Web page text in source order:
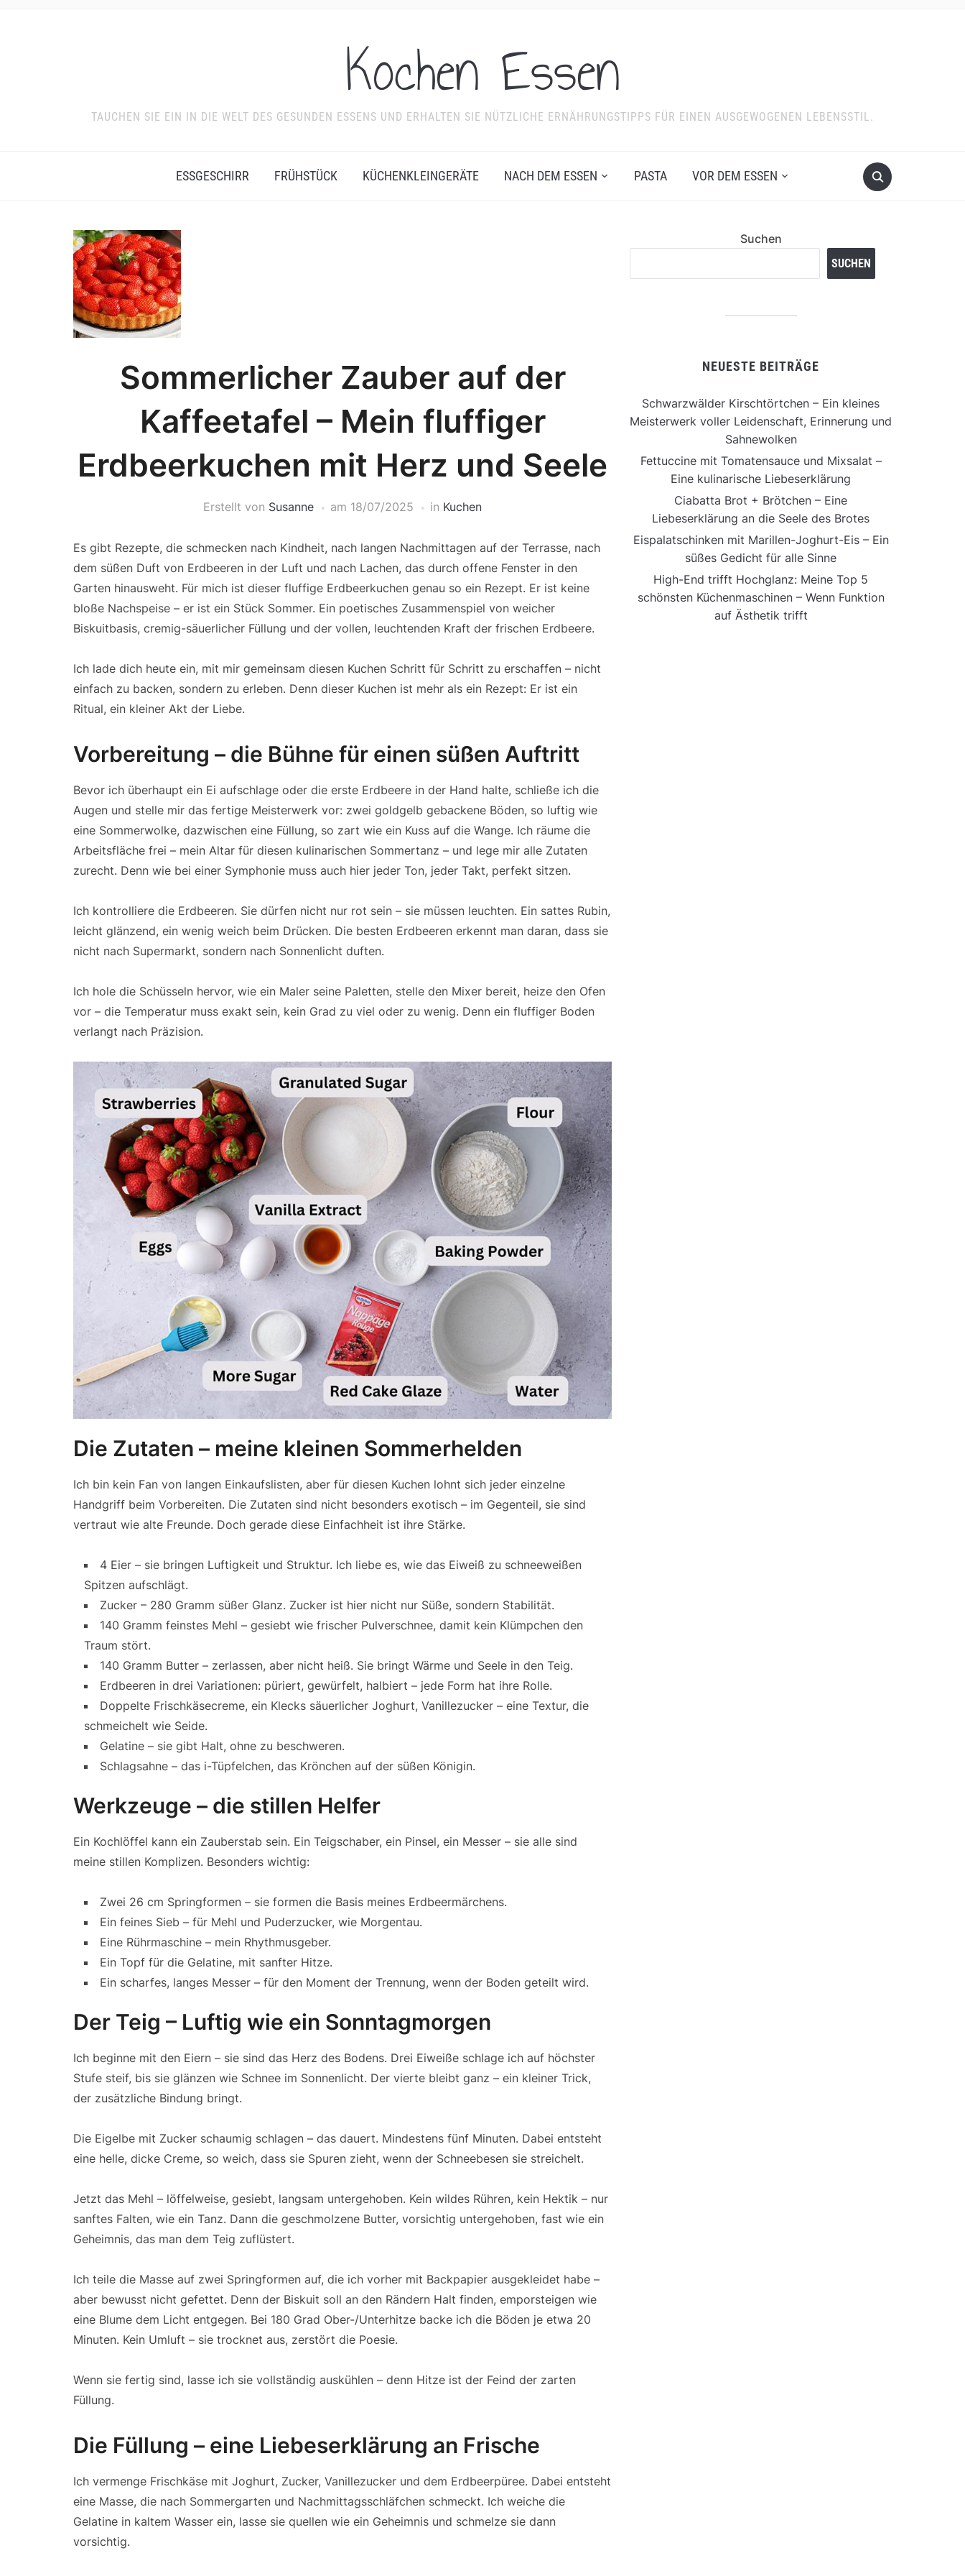
Kochen Essen
TAUCHEN SIE EIN IN DIE WELT DES GESUNDEN ESSENS UND ERHALTEN SIE NÜTZLICHE ERNÄHRUNGSTIPPS FÜR EINEN AUSGEWOGENEN LEBENSSTIL.
ESSGESCHIRR FRÜHSTÜCK KÜCHENKLEINGERÄTE NACH DEM ESSEN PASTA VOR DEM ESSEN
Sommerlicher Zauber auf der
Kaffeetafel – Mein fluffiger
Erdbeerkuchen mit Herz und Seele
Erstellt von Susanne am 18/07/2025 in Kuchen
Es gibt Rezepte, die schmecken nach Kindheit, nach langen Nachmittagen auf der Terrasse, nach
dem süßen Duft von Erdbeeren in der Luft und nach Lachen, das durch offene Fenster in den
Garten hinausweht. Für mich ist dieser fluffige Erdbeerkuchen genau so ein Rezept. Er ist keine
bloße Nachspeise – er ist ein Stück Sommer. Ein poetisches Zusammenspiel von weicher
Biskuitbasis, cremig-säuerlicher Füllung und der vollen, leuchtenden Kraft der frischen Erdbeere.
Ich lade dich heute ein, mit mir gemeinsam diesen Kuchen Schritt für Schritt zu erschaffen – nicht
einfach zu backen, sondern zu erleben. Denn dieser Kuchen ist mehr als ein Rezept: Er ist ein
Ritual, ein kleiner Akt der Liebe.
Vorbereitung – die Bühne für einen süßen Auftritt
Bevor ich überhaupt ein Ei aufschlage oder die erste Erdbeere in der Hand halte, schließe ich die
Augen und stelle mir das fertige Meisterwerk vor: zwei goldgelb gebackene Böden, so luftig wie
eine Sommerwolke, dazwischen eine Füllung, so zart wie ein Kuss auf die Wange. Ich räume die
Arbeitsfläche frei – mein Altar für diesen kulinarischen Sommertanz – und lege mir alle Zutaten
zurecht. Denn wie bei einer Symphonie muss auch hier jeder Ton, jeder Takt, perfekt sitzen.
Ich kontrolliere die Erdbeeren. Sie dürfen nicht nur rot sein – sie müssen leuchten. Ein sattes Rubin,
leicht glänzend, ein wenig weich beim Drücken. Die besten Erdbeeren erkennt man daran, dass sie
nicht nach Supermarkt, sondern nach Sonnenlicht duften.
Ich hole die Schüsseln hervor, wie ein Maler seine Paletten, stelle den Mixer bereit, heize den Ofen
vor – die Temperatur muss exakt sein, kein Grad zu viel oder zu wenig. Denn ein fluffiger Boden
verlangt nach Präzision.
Die Zutaten – meine kleinen Sommerhelden
Ich bin kein Fan von langen Einkaufslisten, aber für diesen Kuchen lohnt sich jeder einzelne
Handgriff beim Vorbereiten. Die Zutaten sind nicht besonders exotisch – im Gegenteil, sie sind
vertraut wie alte Freunde. Doch gerade diese Einfachheit ist ihre Stärke.
4 Eier – sie bringen Luftigkeit und Struktur. Ich liebe es, wie das Eiweiß zu schneeweißen
Spitzen aufschlägt.
Zucker – 280 Gramm süßer Glanz. Zucker ist hier nicht nur Süße, sondern Stabilität.
140 Gramm feinstes Mehl – gesiebt wie frischer Pulverschnee, damit kein Klümpchen den
Traum stört.
140 Gramm Butter – zerlassen, aber nicht heiß. Sie bringt Wärme und Seele in den Teig.
Erdbeeren in drei Variationen: püriert, gewürfelt, halbiert – jede Form hat ihre Rolle.
Doppelte Frischkäsecreme, ein Klecks säuerlicher Joghurt, Vanillezucker – eine Textur, die
schmeichelt wie Seide.
Gelatine – sie gibt Halt, ohne zu beschweren.
Schlagsahne – das i-Tüpfelchen, das Krönchen auf der süßen Königin.
Werkzeuge – die stillen Helfer
Ein Kochlöffel kann ein Zauberstab sein. Ein Teigschaber, ein Pinsel, ein Messer – sie alle sind
meine stillen Komplizen. Besonders wichtig:
Zwei 26 cm Springformen – sie formen die Basis meines Erdbeermärchens.
Ein feines Sieb – für Mehl und Puderzucker, wie Morgentau.
Eine Rührmaschine – mein Rhythmusgeber.
Ein Topf für die Gelatine, mit sanfter Hitze.
Ein scharfes, langes Messer – für den Moment der Trennung, wenn der Boden geteilt wird.
Der Teig – Luftig wie ein Sonntagmorgen
Ich beginne mit den Eiern – sie sind das Herz des Bodens. Drei Eiweiße schlage ich auf höchster
Stufe steif, bis sie glänzen wie Schnee im Sonnenlicht. Der vierte bleibt ganz – ein kleiner Trick,
der zusätzliche Bindung bringt.
Die Eigelbe mit Zucker schaumig schlagen – das dauert. Mindestens fünf Minuten. Dabei entsteht
eine helle, dicke Creme, so weich, dass sie Spuren zieht, wenn der Schneebesen sie streichelt.
Jetzt das Mehl – löffelweise, gesiebt, langsam untergehoben. Kein wildes Rühren, kein Hektik – nur
sanftes Falten, wie ein Tanz. Dann die geschmolzene Butter, vorsichtig untergehoben, fast wie ein
Geheimnis, das man dem Teig zuflüstert.
Ich teile die Masse auf zwei Springformen auf, die ich vorher mit Backpapier ausgekleidet habe –
aber bewusst nicht gefettet. Denn der Biskuit soll an den Rändern Halt finden, emporsteigen wie
eine Blume dem Licht entgegen. Bei 180 Grad Ober-/Unterhitze backe ich die Böden je etwa 20
Minuten. Kein Umluft – sie trocknet aus, zerstört die Poesie.
Wenn sie fertig sind, lasse ich sie vollständig auskühlen – denn Hitze ist der Feind der zarten
Füllung.
Die Füllung – eine Liebeserklärung an Frische
Ich vermenge Frischkäse mit Joghurt, Zucker, Vanillezucker und dem Erdbeerpüree. Dabei entsteht
eine Masse, die nach Sommergarten und Nachmittagsschläfchen schmeckt. Ich weiche die
Gelatine in kaltem Wasser ein, lasse sie quellen wie ein Geheimnis und schmelze sie dann
vorsichtig.
Suchen
SUCHEN
NEUESTE BEITRÄGE
Schwarzwälder Kirschtörtchen – Ein kleines
Meisterwerk voller Leidenschaft, Erinnerung und
Sahnewolken
Fettuccine mit Tomatensauce und Mixsalat –
Eine kulinarische Liebeserklärung
Ciabatta Brot + Brötchen – Eine
Liebeserklärung an die Seele des Brotes
Eispalatschinken mit Marillen-Joghurt-Eis – Ein
süßes Gedicht für alle Sinne
High-End trifft Hochglanz: Meine Top 5
schönsten Küchenmaschinen – Wenn Funktion
auf Ästhetik trifft